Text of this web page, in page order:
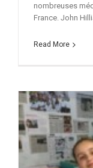
nombreuses
France. John
Read More